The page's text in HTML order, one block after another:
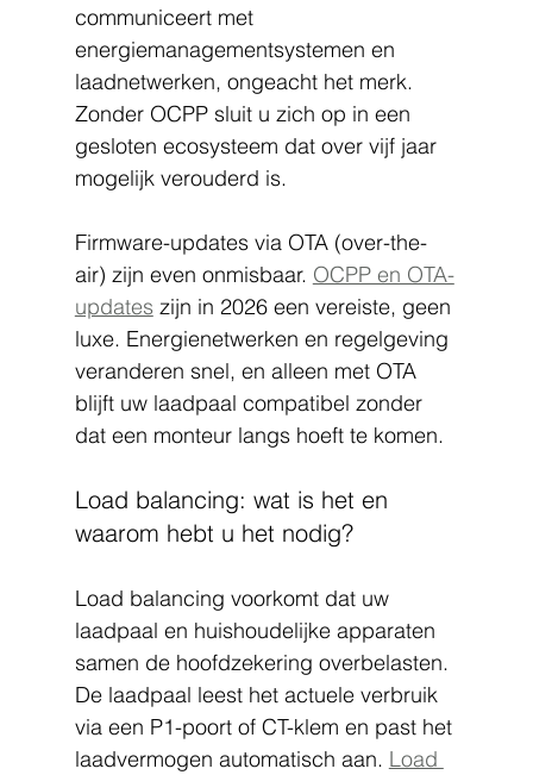
communiceert met
energiemanagementsystemen en
laadnetwerken, ongeacht het merk.
Zonder OCPP sluit u zich op in een
gesloten ecosysteem dat over vijf jaar
mogelijk verouderd is.
Firmware-updates via OTA (over-the-
air) zijn even onmisbaar. OCPP en OTA-
updates zijn in 2026 een vereiste, geen
luxe. Energienetwerken en regelgeving
veranderen snel, en alleen met OTA
blijft uw laadpaal compatibel zonder
dat een monteur langs hoeft te komen.
Load balancing: wat is het en
waarom hebt u het nodig?
Load balancing voorkomt dat uw
laadpaal en huishoudelijke apparaten
samen de hoofdzekering overbelasten.
De laadpaal leest het actuele verbruik
via een P1-poort of CT-klem en past het
laadvermogen automatisch aan. Load